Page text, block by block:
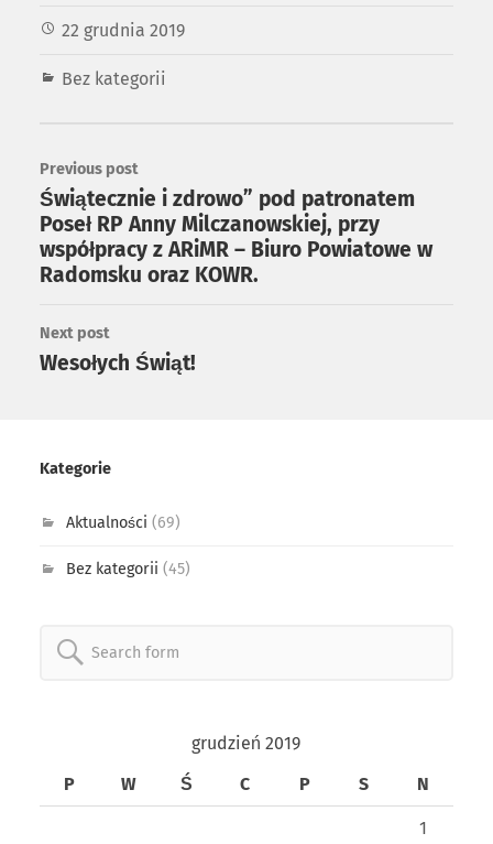
22 grudnia 2019
Bez kategorii
Previous post
Świątecznie i zdrowo” pod patronatem
Poseł RP Anny Milczanowskiej, przy
współpracy z ARiMR – Biuro Powiatowe w
Radomsku oraz KOWR.
Next post
Wesołych Świąt!
Kategorie
Aktualności (69)
Bez kategorii (45)
Search
grudzień 2019
P
W Ś C P S N
1